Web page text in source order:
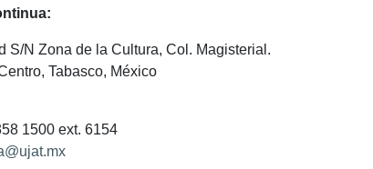
S/N Zona de la Cultura, Col. Magisterial.
Tabasco, México
1500 ext. 6154